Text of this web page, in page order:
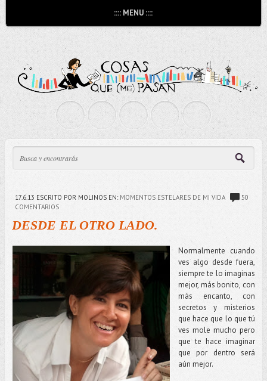
:::: MENU ::::
17.6.13 ESCRITO POR MOLINOS EN: MOMENTOS ESTELARES DE MI VIDA
50
COMENTARIOS
DESDE EL OTRO LADO.
Normalmente cuando
ves algo desde fuera,
siempre te lo imaginas
mejor, más bonito, con
más encanto, con
secretos y misterios
que hace que lo que tú
ves mole mucho pero
que te hace imaginar
que por dentro será
aún mejor.